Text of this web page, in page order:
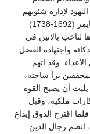
لإدارة شئونهم
المالية أو لتموين جيوشهمز وقد أدى يوزف أوبنهايمر (1692-1738)
لناخب بالاتين في
واجتهاده الفضل
وقد اتهم
برأ ساحته،
أن يصبح القوة
ملكية، وقبل
يبدو الرشا-التي اقتسمها مع الدوق(34). فلما اقترح الدوق إيداع
رجال الدين